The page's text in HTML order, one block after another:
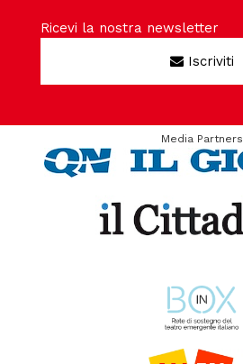
Ricevi la nostra newsletter
Iscriviti
Media Partners